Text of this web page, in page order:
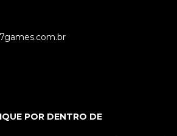
POR DENTRO DE